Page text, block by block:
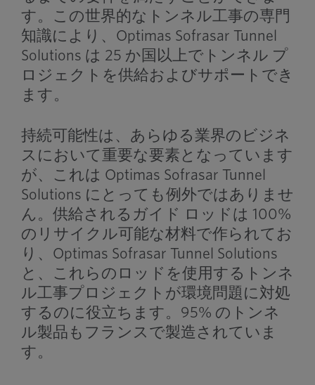
す。この世界的なトンネル工事の専門
知識により、Optimas Sofrasar Tunnel
Solutions は 25 か国以上でトンネル プ
ロジェクトを供給およびサポートでき
ます。
持続可能性は、あらゆる業界のビジネ
スにおいて重要な要素となっています
が、これは Optimas Sofrasar Tunnel
Solutions にとっても例外ではありませ
ん。供給されるガイド ロッドは 100%
のリサイクル可能な材料で作られてお
り、Optimas Sofrasar Tunnel Solutions
と、これらのロッドを使用するトンネ
ル工事プロジェクトが環境問題に対処
するのに役立ちます。95% のトンネ
ル製品もフランスで製造されていま
す。